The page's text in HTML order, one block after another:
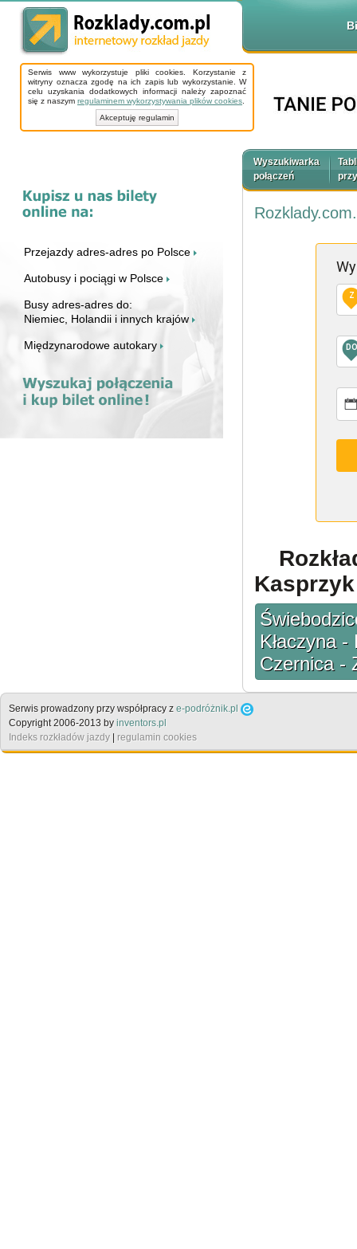
Serwis www wykorzystuje pliki cookies. Korzystanie z
witryny oznacza zgodę na ich zapis lub wykorzystanie. W
celu uzyskania dodatkowych informacji należy zapoznać
się z naszym regulaminem wykorzystywania plików cookies
Akceptuję regulamin
Przejazdy adres-adres po Polsce
Autobusy i pociągi w Polsce
Busy adres-adres do:
Niemiec, Holandii i innych krajów
Międzynarodowe autokary
Wyszukiwarka
połączeń
Z
DO
Kłaczyna
Czernica -
Serwis prowadzony przy współpracy z e-podróżnik.pl
Copyright 2006-2013 by inventors.pl
Indeks rozkładów jazdy | regulamin cookies